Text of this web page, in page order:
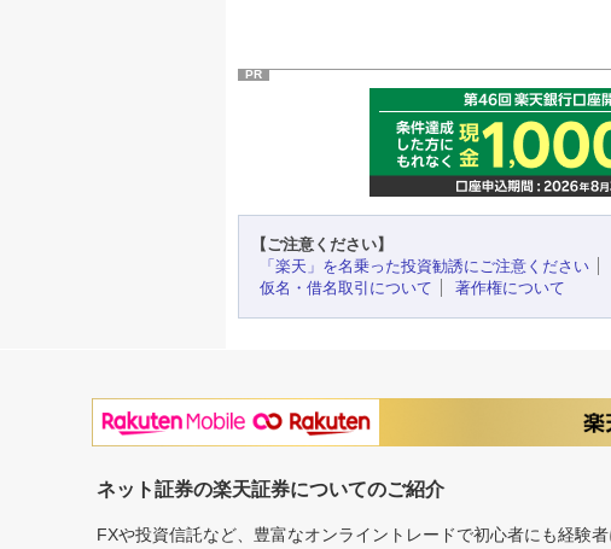
PR
【ご注意ください】
「楽天」を名乗った投資勧誘にご注意ください
仮名・借名取引について
著作権について
ネット証券の楽天証券についてのご紹介
FXや投資信託など、豊富なオンライントレードで初心者にも経験